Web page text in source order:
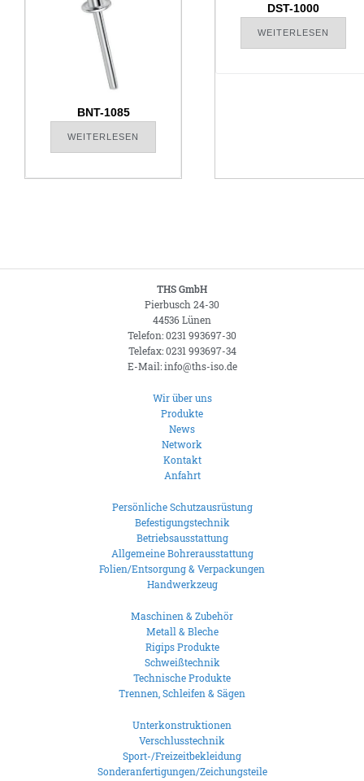
BNT-1085
WEITERLESEN
DST-1000
WEITERLESEN
THS GmbH
Pierbusch 24-30
44536 Lünen
Telefon: 0231 993697-30
Telefax: 0231 993697-34
E-Mail: info@ths-iso.de
Wir über uns
Produkte
News
Network
Kontakt
Anfahrt
Persönliche Schutzausrüstung
Befestigungstechnik
Betriebsausstattung
Allgemeine Bohrerausstattung
Folien/Entsorgung & Verpackungen
Handwerkzeug
Maschinen & Zubehör
Metall & Bleche
Rigips Produkte
Schweißtechnik
Technische Produkte
Trennen, Schleifen & Sägen
Unterkonstruktionen
Verschlusstechnik
Sport-/Freizeitbekleidung
Sonderanfertigungen/Zeichungsteile